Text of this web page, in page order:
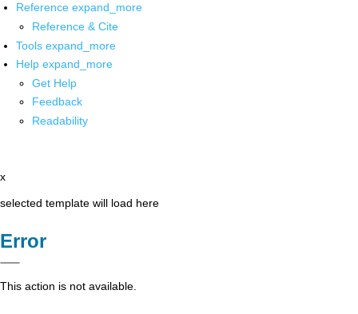
Reference expand_more
Reference & Cite
Tools expand_more
Help expand_more
Get Help
Feedback
Readability
x
selected template will load here
Error
This action is not available.